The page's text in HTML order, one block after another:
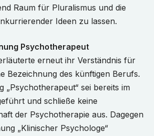
Raum für Pluralismus und die
Ideen zu lassen.
Psychotherapeut
erneut ihr Verständnis für
Bezeichnung des künftigen Berufs.
„Psychotherapeut“ sei bereits im
und schließe keine
der Psychotherapie aus. Dagegen
„Klinischer Psychologe“